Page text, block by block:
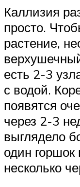
Каллизия
просто.
растение,
есть 2-3
с водой.
появятся
через 2-3
выглядело
один горшок
несколько